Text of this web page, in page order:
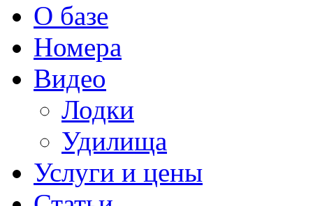
О базе
Номера
Видео
Лодки
Удилища
Услуги и цены